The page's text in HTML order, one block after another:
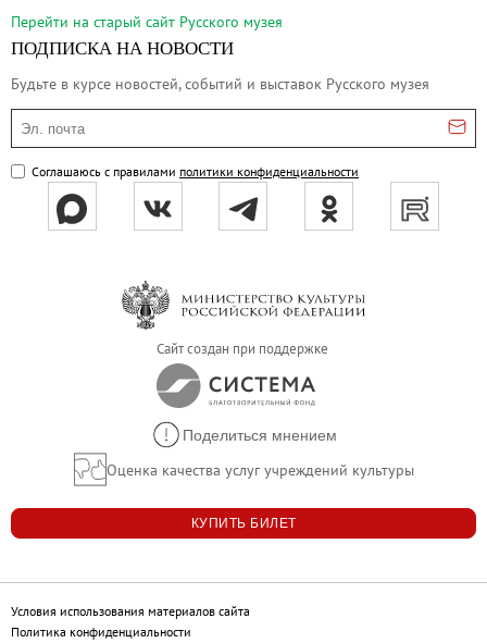
Реставрация
Открытая реставрация шедевров Григория
Детям
События
Искусство и технологии
Онлайн-курсы «Лифт в будущее»
Современная наука и границы синтеза
Виртуальные 3D туры по выставкам
Перейти на cтарый сайт Русского музея
ПОДПИСКА НА НОВОСТИ
Будьте в курсе новостей, событий и выставок Русского музея
Эл. почта
Соглашаюсь с правилами политики конфиденциальности
Сайт создан при поддержке
Поделиться мнением
Оценка качества услуг учреждений культуры
КУПИТЬ БИЛЕТ
Условия использования материалов сайта
Политика конфиденциальности